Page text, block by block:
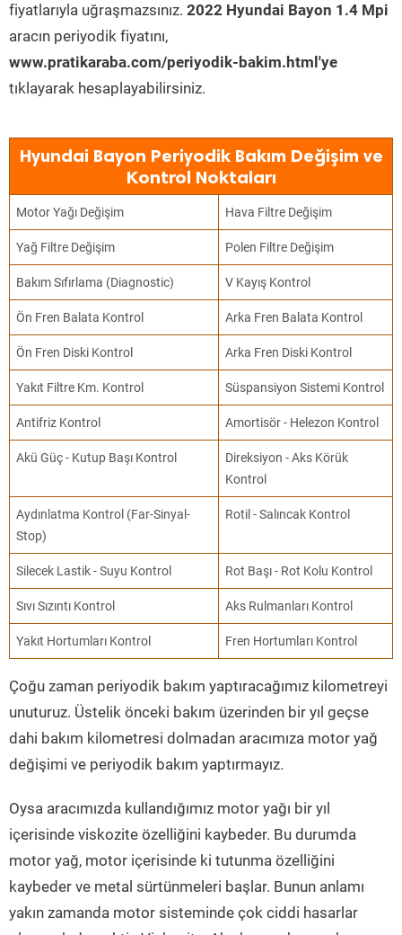
fiyatlarıyla uğraşmazsınız. 2022 Hyundai Bayon 1.4 Mpi
aracın periyodik fiyatını,
www.pratikaraba.com/periyodik-bakim.html'ye
tıklayarak hesaplayabilirsiniz.
Hyundai Bayon Periyodik Bakım Değişim ve
Kontrol Noktaları
Motor Yağı Değişim Hava Filtre Değişim
Yağ Filtre Değişim Polen Filtre Değişim
Bakım Sıfırlama (Diagnostic) V Kayış Kontrol
Ön Fren Balata Kontrol Arka Fren Balata Kontrol
Ön Fren Diski Kontrol Arka Fren Diski Kontrol
Yakıt Filtre Km. Kontrol Süspansiyon Sistemi Kontrol
Antifriz Kontrol Amortisör - Helezon Kontrol
Akü Güç - Kutup Başı Kontrol
Direksiyon - Aks Körük
Kontrol
Aydınlatma Kontrol (Far-Sinyal-
Stop)
Rotil - Salıncak Kontrol
Silecek Lastik - Suyu Kontrol Rot Başı - Rot Kolu Kontrol
Sıvı Sızıntı Kontrol Aks Rulmanları Kontrol
Yakıt Hortumları Kontrol Fren Hortumları Kontrol
Çoğu zaman periyodik bakım yaptıracağımız kilometreyi
unuturuz. Üstelik önceki bakım üzerinden bir yıl geçse
dahi bakım kilometresi dolmadan aracımıza motor yağ
değişimi ve periyodik bakım yaptırmayız.
Oysa aracımızda kullandığımız motor yağı bir yıl
içerisinde viskozite özelliğini kaybeder. Bu durumda
motor yağ, motor içerisinde ki tutunma özelliğini
kaybeder ve metal sürtünmeleri başlar. Bunun anlamı
yakın zamanda motor sisteminde çok ciddi hasarlar